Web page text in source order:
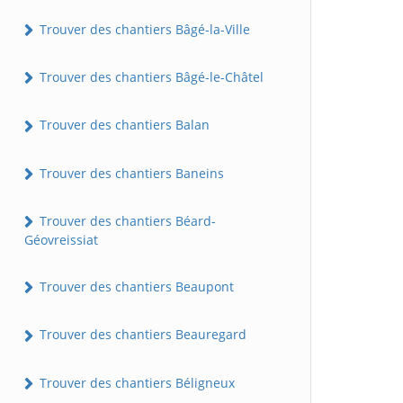
Trouver des chantiers Bâgé-la-Ville
Trouver des chantiers Bâgé-le-Châtel
Trouver des chantiers Balan
Trouver des chantiers Baneins
Trouver des chantiers Béard-
Géovreissiat
Trouver des chantiers Beaupont
Trouver des chantiers Beauregard
Trouver des chantiers Béligneux